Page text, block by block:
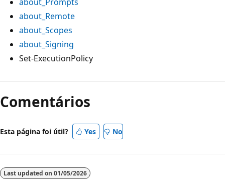
about_Remote
about_Scopes
about_Signing
Set-ExecutionPolicy
Comentários
Esta página foi útil? Yes No
Last updated on 01/05/2026